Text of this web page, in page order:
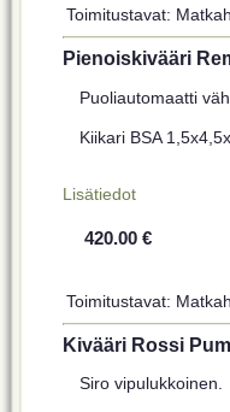
Toimitustavat:
Pienoiskivääri
Puoliautomaatti
Kiikari BSA
Lisätiedot
420.00 €
Toimitustavat:
Kivääri Rossi
Siro vipulukkoinen.